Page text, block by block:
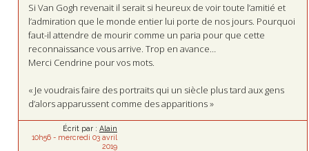
Si Van Gogh revenait il serait si heureux de voir toute l’amitié et
l’admiration que le monde entier lui porte de nos jours. Pourquoi
faut-il attendre de mourir comme un paria pour que cette
reconnaissance vous arrive. Trop en avance…
Merci Cendrine pour vos mots.
« Je voudrais faire des portraits qui un siècle plus tard aux gens
d’alors apparussent comme des apparitions »
Écrit par : Alain
10h56- mercredi 03 avril
2019